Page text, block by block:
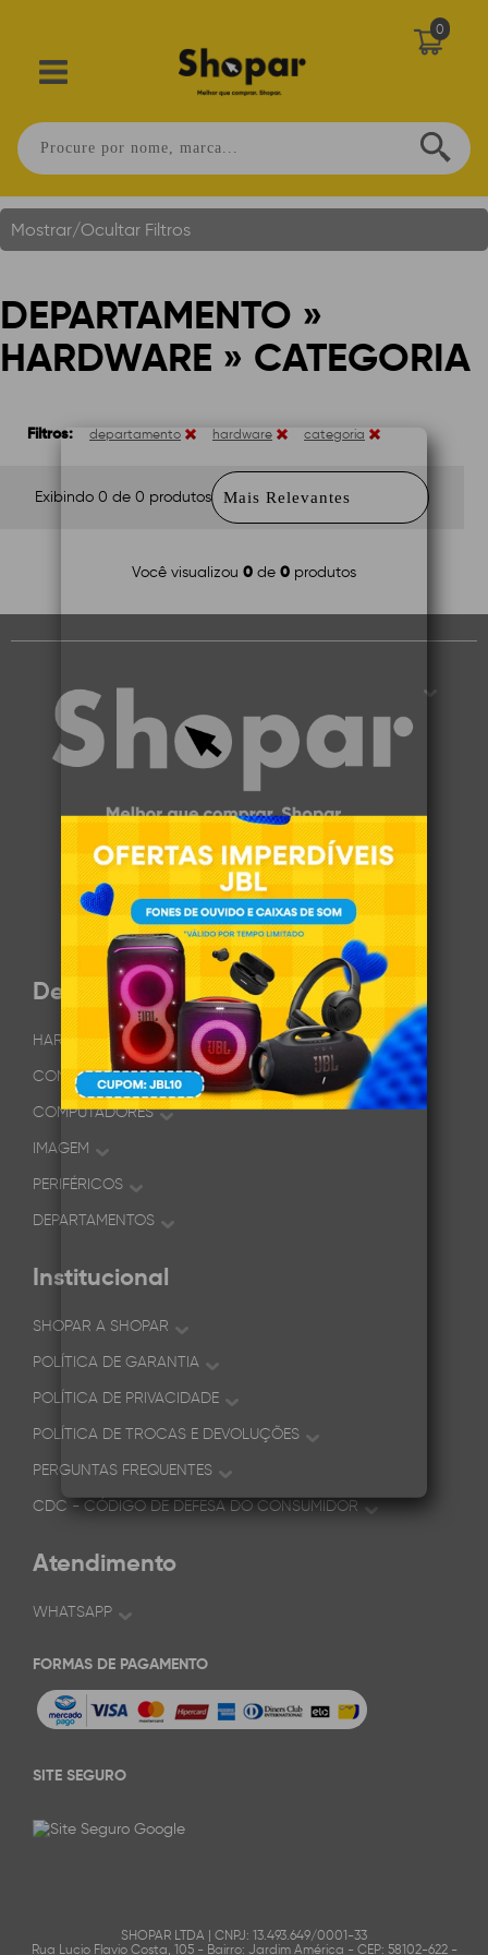
0
Mostrar/Ocultar Filtros
DEPARTAMENTO »
HARDWARE » CATEGORIA
Filtros: departamento hardware categoria
Exibindo 0 de 0 produtos
Você visualizou 0 de 0 produtos
Departamentos
HARDWARE
CONECTIVIDADE
COMPUTADORES
IMAGEM
PERIFÉRICOS
DEPARTAMENTOS
Institucional
SHOPAR A SHOPAR
POLÍTICA DE GARANTIA
POLÍTICA DE PRIVACIDADE
POLÍTICA DE TROCAS E DEVOLUÇÕES
PERGUNTAS FREQUENTES
CDC - CÓDIGO DE DEFESA DO CONSUMIDOR
Atendimento
WHATSAPP
FORMAS DE PAGAMENTO
SITE SEGURO
SHOPAR LTDA | CNPJ: 13.493.649/0001-33
Rua Lucio Flavio Costa, 105 - Bairro: Jardim América - CEP: 58102-622 -